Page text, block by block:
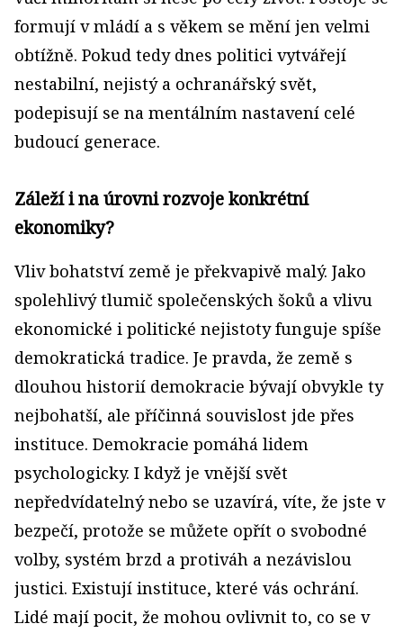
formují v mládí a s věkem se mění jen velmi
obtížně. Pokud tedy dnes politici vytvářejí
nestabilní, nejistý a ochranářský svět,
podepisují se na mentálním nastavení celé
budoucí generace.
Záleží i na úrovni rozvoje konkrétní
ekonomiky?
Vliv bohatství země je překvapivě malý. Jako
spolehlivý tlumič společenských šoků a vlivu
ekonomické i politické nejistoty funguje spíše
demokratická tradice. Je pravda, že země s
dlouhou historií demokracie bývají obvykle ty
nejbohatší, ale příčinná souvislost jde přes
instituce. Demokracie pomáhá lidem
psychologicky. I když je vnější svět
nepředvídatelný nebo se uzavírá, víte, že jste v
bezpečí, protože se můžete opřít o svobodné
volby, systém brzd a protiváh a nezávislou
justici. Existují instituce, které vás ochrání.
Lidé mají pocit, že mohou ovlivnit to, co se v